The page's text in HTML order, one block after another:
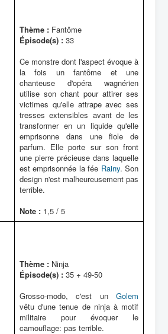
Thème : Fantôme
Épisode(s) : 33
Ce monstre dont l'aspect évoque à
la fois un fantôme et une
chanteuse d'opéra wagnérien
utilise son chant pour attirer ses
victimes qu'elle attrape avec ses
tresses extensibles avant de les
transformer en un liquide qu'elle
emprisonne dans une fiole de
parfum. Elle porte sur son front
une pierre précieuse dans laquelle
est emprisonnée la fée Rainy. Son
design n'est malheureusement pas
terrible.
Note : 1,5 / 5
Thème : Ninja
Épisode(s) : 35 + 49-50
Grosso-modo, c'est un Golem
vêtu d'une tenue de ninja à motif
militaire pour évoquer le
camouflage: pas terrible.